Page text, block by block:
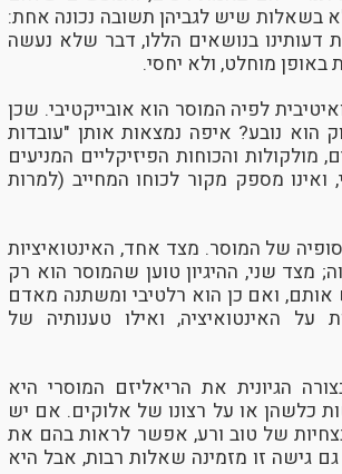
בשאלות שיש לגביהן תשובה נכונה אחת:
דעותינו בנושאים הללו, דבר שלא נעשה
מוחלט, ולא יחסי.
לפיה המוסר הוא אובייקטיבי. שכן
נובע? איפה נמצאות אותן "עובדות
והכוחות הפיזיקליים המניעים
מספק מקור לכוחו המחייב (למרות
של המוסר. מצד אחד, האינטואיציות
מצד שני, ההיגיון טוען שהמוסר הוא רק
אותם, ואם כן הוא רלטיבי ומשתנה מאדם
על האינטואיציה, ואילו טענותיה של
הגיונית את הריאליזם המוסרי היא
כלשהן או על רצונו של אלוקים. אם יש
של טוב ורע, אפשר לראות בהם את
גישה זו מזמינה שאלות רבות, אבל היא